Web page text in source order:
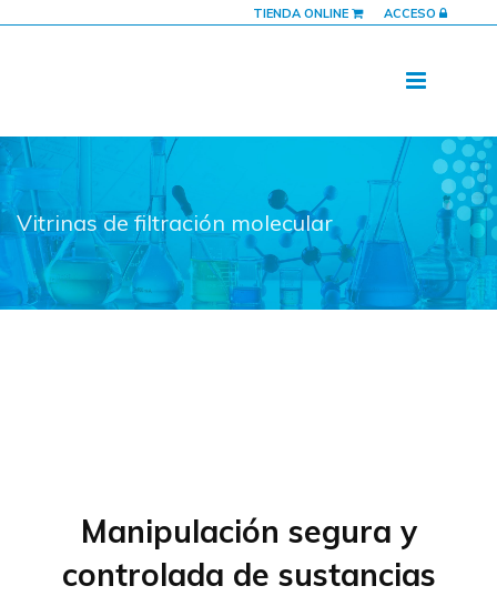
TIENDA ONLINE ACCESO
Vitrinas de filtración molecular
Manipulación segura y
controlada de sustancias